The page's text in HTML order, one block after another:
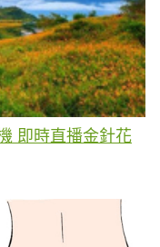
即時直播金針花